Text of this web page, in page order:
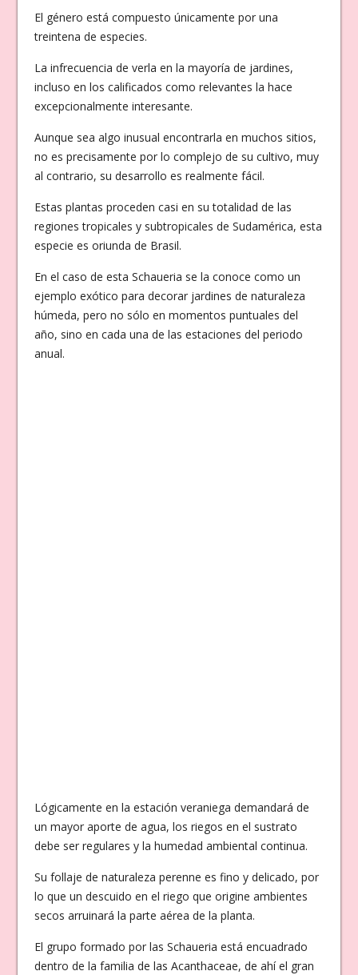
El género está compuesto únicamente por una
treintena de especies.
La infrecuencia de verla en la mayoría de jardines,
incluso en los calificados como relevantes la hace
excepcionalmente interesante.
Aunque sea algo inusual encontrarla en muchos sitios,
no es precisamente por lo complejo de su cultivo, muy
al contrario, su desarrollo es realmente fácil.
Estas plantas proceden casi en su totalidad de las
regiones tropicales y subtropicales de Sudamérica, esta
especie es oriunda de Brasil.
En el caso de esta Schaueria se la conoce como un
ejemplo exótico para decorar jardines de naturaleza
húmeda, pero no sólo en momentos puntuales del
año, sino en cada una de las estaciones del periodo
anual.
Lógicamente en la estación veraniega demandará de
un mayor aporte de agua, los riegos en el sustrato
debe ser regulares y la humedad ambiental continua.
Su follaje de naturaleza perenne es fino y delicado, por
lo que un descuido en el riego que origine ambientes
secos arruinará la parte aérea de la planta.
El grupo formado por las Schaueria está encuadrado
dentro de la familia de las Acanthaceae, de ahí el gran